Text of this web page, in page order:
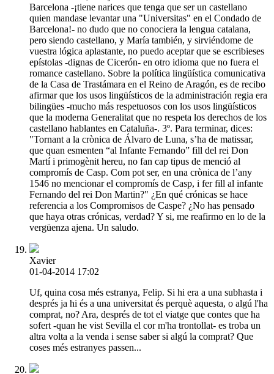
Barcelona -¡tiene narices que tenga que ser un castellano
quien mandase levantar una "Universitas" en el Condado de
Barcelona!- no dudo que no conociera la lengua catalana,
pero siendo castellano, y María también, y sirviéndome de
vuestra lógica aplastante, no puedo aceptar que se escribieses
epístolas -dignas de Cicerón- en otro idioma que no fuera el
romance castellano. Sobre la política lingüística comunicativa
de la Casa de Trastámara en el Reino de Aragón, es de recibo
afirmar que los usos lingüísticos de la administración regia era
bilingües -mucho más respetuosos con los usos lingüísticos
que la moderna Generalitat que no respeta los derechos de los
castellano hablantes en Cataluña-. 3º. Para terminar, dices:
"Tornant a la crònica de Álvaro de Luna, s’ha de matissar,
que quan esmenten “al Infante Fernando” fill del rei Don
Martí i primogènit hereu, no fan cap tipus de menció al
compromís de Casp. Com pot ser, en una crònica de l’any
1546 no mencionar el compromís de Casp, i fer fill al infante
Fernando del rei Don Martin?" ¿En qué crónicas se hace
referencia a los Compromisos de Caspe? ¿No has pensado
que haya otras crónicas, verdad? Y si, me reafirmo en lo de la
vergüenza ajena. Un saludo.
Xavier
01-04-2014 17:02
Uf, quina cosa més estranya, Felip. Si hi era a una subhasta i
després ja hi és a una universitat és perquè aquesta, o algú l'ha
comprat, no? Ara, després de tot el viatge que contes que ha
sofert -quan he vist Sevilla el cor m'ha trontollat- es troba un
altra volta a la venda i sense saber si algú la comprat? Que
coses més estranyes passen...